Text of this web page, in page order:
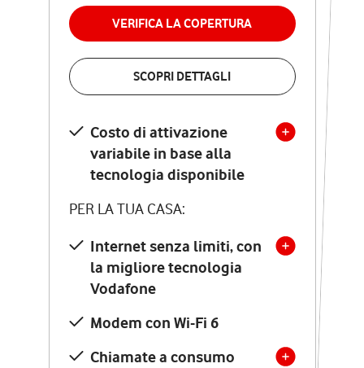
VERIFICA LA COPERTURA
SCOPRI DETTAGLI
Costo di attivazione
variabile in base alla
tecnologia disponibile
PER LA TUA CASA:
Internet senza limiti, con
la migliore tecnologia
Vodafone
Modem con Wi-Fi 6
Chiamate a consumo
permanenza
VERIFICA LA COPERTURA
Costo di attivazione
variabile in base alla
tecnologia disponibile
PER LA TUA CASA:
Internet senza limiti, con
la migliore tecnologia
Vodafone
Modem Seven con Wi-Fi 7
Chiamate illimitate verso
numeri fissi e mobili
nazionali